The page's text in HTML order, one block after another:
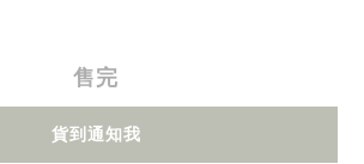
售完
貨到通知我